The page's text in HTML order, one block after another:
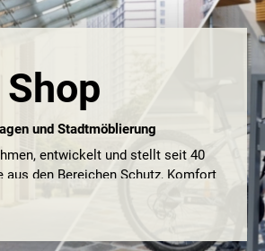
und Stadtmöblierung
entwickelt und stellt seit 40
den Bereichen Schutz, Komfort
her.
Marktführer in diesem